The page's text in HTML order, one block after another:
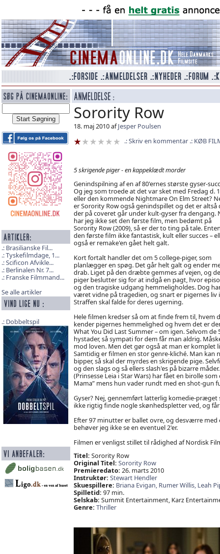
Brasilianske Fil...
Tyskefilmdage, 1...
Scificon Afvikle...
Berlinalen Nr. 7...
Franske Filmmand...
Se alle artikler
Dobbeltspil
Sorority Row
18. maj 2010 afJesper Poulsen
Skriv en kommentar
KØB
5 skrigende piger - en kappeklædt morder
Genindspilning af en af 80'ernes største gyser-
Og jeg som troede at det var sket med Fredag d.
eller den kommende Nightmare On Elm Street?
er Sorority Row også genindspillet og det er altså
der på coveret går under kult-gyser fra dengang.
har jeg ikke set den første film, men bedømt på
Sorority Row (2009), så er der to ting på tale.
den første film ikke fantastisk, kult eller succes –
også er remake'en gået helt galt.
Kort fortalt handler det om 5 college-piger, som
planlægger en spøg. Det går helt galt og ender
drab. Liget på den dræbte gemmes af vejen, og
piger beslutter sig for at indgå en pagt, hvor
og den tragiske udgang hemmeligholdes. Dog
været vidne på tragedien, og snart er pigernes liv
Straffen skal falde for deres ugerning.
Hele filmen kredser så om at finde frem til, hvem
kender pigernes hemmelighed og hvem det er
What You Did Last Summer – om igen. Selvom
hystader, så sympati for dem får man aldrig.
mod loven. Men det gør også at man er komplet
Samtidig er filmen en stor genre-kliché. Man
bipper, så skal der myrdes en skrigende pige.
og den slags og så ellers slash'es på bizarre
(Prinsesse Leia i Star Wars) har fået en birolle
Mama” mens hun vader rundt med en shot-gun
Gyser? Nej, gennemført latterlig komedie-
ikke rigtig finde nogle skønhedspletter ved, og
Efter 97 minutter er ballet ovre, og desværre
behøver jeg ikke se en eventuel 2'er.
Filmen er venligst stillet til rådighed af Nordisk
Titel: Sorority Row
Original Titel: Sorority Row
Premieredato: 26. marts 2010
Instruktør: Stewart Hendler
Skuespillere: Briana Evigan, Rumer Willis, Leah
Spilletid: 97 min.
Selskab: Summit Entertainment, Karz
Genre: Thriller